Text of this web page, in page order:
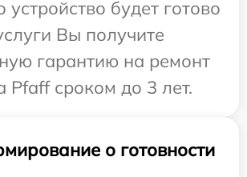
устройство будет готово
Вы получите
гарантию на ремонт
Pfaff сроком до 3 лет.
о готовности